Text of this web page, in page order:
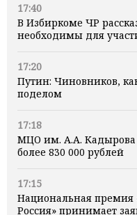
17:40
В Избиркоме ЧР
необходимы для
17:20
Путин: Чиновников,
поделом
17:18
МЦО им. А.А. Кадырова
более 830 000 рублей
17:15
Национальная премия
Россия» принимает